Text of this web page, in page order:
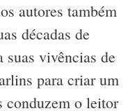
autores também
décadas de
vivências de
para criar um
conduzem o leitor